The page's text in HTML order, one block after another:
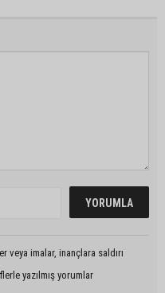
imalar, inançlara saldırı
yazılmış yorumlar